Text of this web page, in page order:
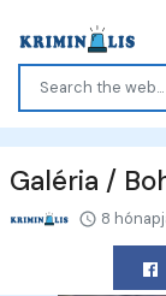
Galéria /
8